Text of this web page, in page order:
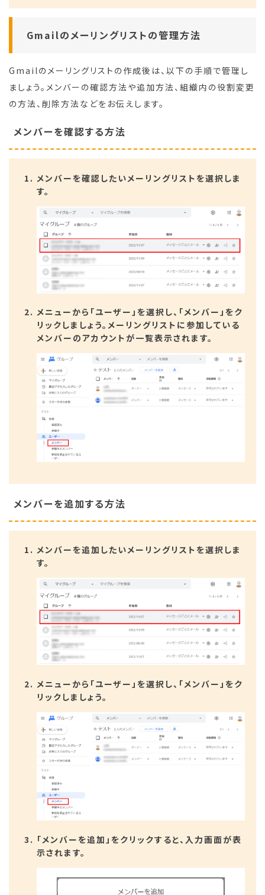
Gmailのメーリングリストの管理方法
Gmailのメーリングリストの作成後は、以下の手順で管理し
ましょう。メンバーの確認方法や追加方法、組織内の役割変更
の方法、削除方法などをお伝えします。
メンバーを確認する方法
メンバーを確認したいメーリングリストを選択しま
す。
メニューから「ユーザー」を選択し、「メンバー」をク
リックしましょう。メーリングリストに参加している
メンバーのアカウントが一覧表示されます。
メンバーを追加する方法
メンバーを追加したいメーリングリストを選択しま
す。
メニューから「ユーザー」を選択し、「メンバー」をク
リックしましょう。
「メンバーを追加」をクリックすると、入力画面が表
示されます。